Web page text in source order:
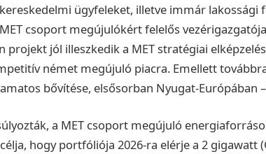
ügyfeleket, illetve immár lakossági
csoport megújulókért felelős
projekt jól illeszkedik a MET stratégiai
német megújuló piacra. Emellett
bővítése, elsősorban Nyugat-Európában
a MET csoport megújuló
hogy portfóliója 2026-ra elérje a 2 gigawatt